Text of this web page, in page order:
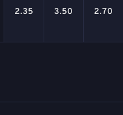
2.35 3.50 2.70